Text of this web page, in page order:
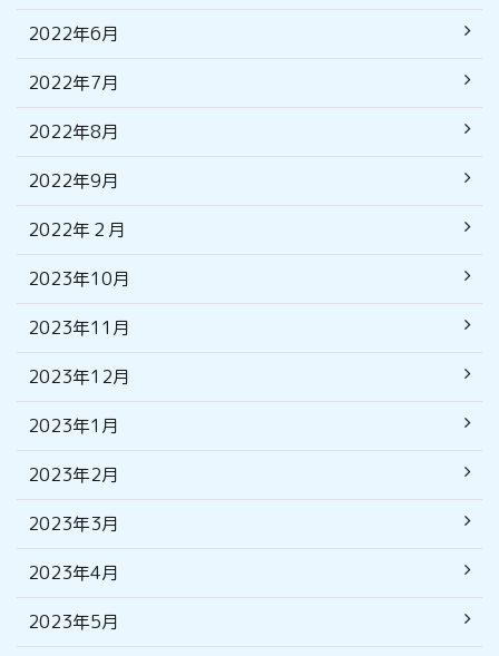
2022年6月
2022年7月
2022年8月
2022年9月
2022年２月
2023年10月
2023年11月
2023年12月
2023年1月
2023年2月
2023年3月
2023年4月
2023年5月